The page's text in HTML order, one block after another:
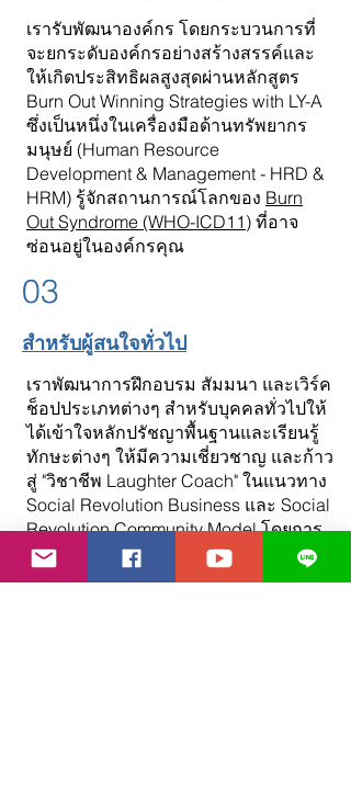
เรารับพัฒนาองค์กร โดยกระบวนการที่
จะยกระดับองค์กรอย่างสร้างสรรค์และ
ให้เกิดประสิทธิผลสูงสุดผ่านหลักสูตร
Burn Out Winning Strategies with LY-A
ซึ่งเป็นหนึ่งในเครื่องมือด้านทรัพยากร
มนุษย์ (Human Resource
Development & Management - HRD &
HRM) รู้จักสถานการณ์โลกของ Burn
Out Syndrome (WHO-ICD11) ที่อาจ
ซ่อนอยู่ในองค์กรคุณ
03
สำหรับผู้สนใจทั่วไป
เราพัฒนาการฝึกอบรม สัมมนา และเวิร์ค
ช็อปประเภทต่างๆ สำหรับบุคคลทั่วไปให้
ได้เข้าใจหลักปรัชญาพื้นฐานและเรียนรู้
ทักษะต่างๆ ให้มีความเชี่ยวชาญ และก้าว
สู่ "วิชาชีพ Laughter Coach" ในแนวทาง
Social Revolution Business และ Social
Revolution Community Model โดยการ
จัดหลักสูตรทั้งในระดับพื้นฐาน ระดับ
กลาง และระดับสูง